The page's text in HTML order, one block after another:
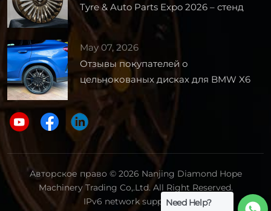
Tyre & Auto Parts Expo 2026 – стенд
1727
May 07, 2026
Отзывы покупателей о
цельнокованых дисках для BMW X6
Авторское право © 2026 Nanjing Diamond Hope
Machinery Trading Co,.Ltd. All Right Reserved.
IPv6 network supported.Need Help?